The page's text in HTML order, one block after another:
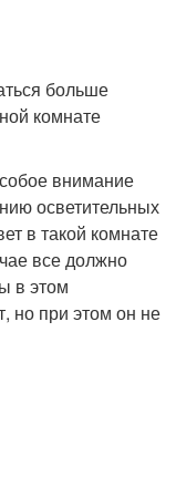
больше
комнате
внимание
осветительных
в такой комнате
все должно
в этом
но при этом он не